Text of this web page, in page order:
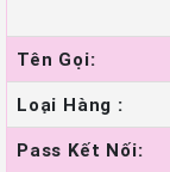
Tên Gọi:
Loại Hàng :
Pass Kết Nối: